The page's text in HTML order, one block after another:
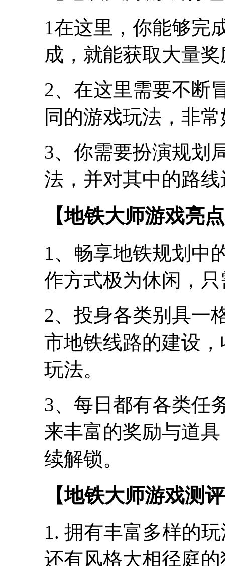
1在这里，你能够完
成，就能获取大量
2、在这里需要不断
同的游戏玩法，非
3、你需要扮演规划
法，并对其中的路
【地铁大师游戏亮
1、畅享地铁规划中
作方式极为休闲，
2、投身各类别具一
市地铁线路的建设
玩法。
3、每日都有各类任
来丰富的奖励与道
续解锁。
【地铁大师游戏测
1. 拥有丰富多样的
还有风格大相径庭